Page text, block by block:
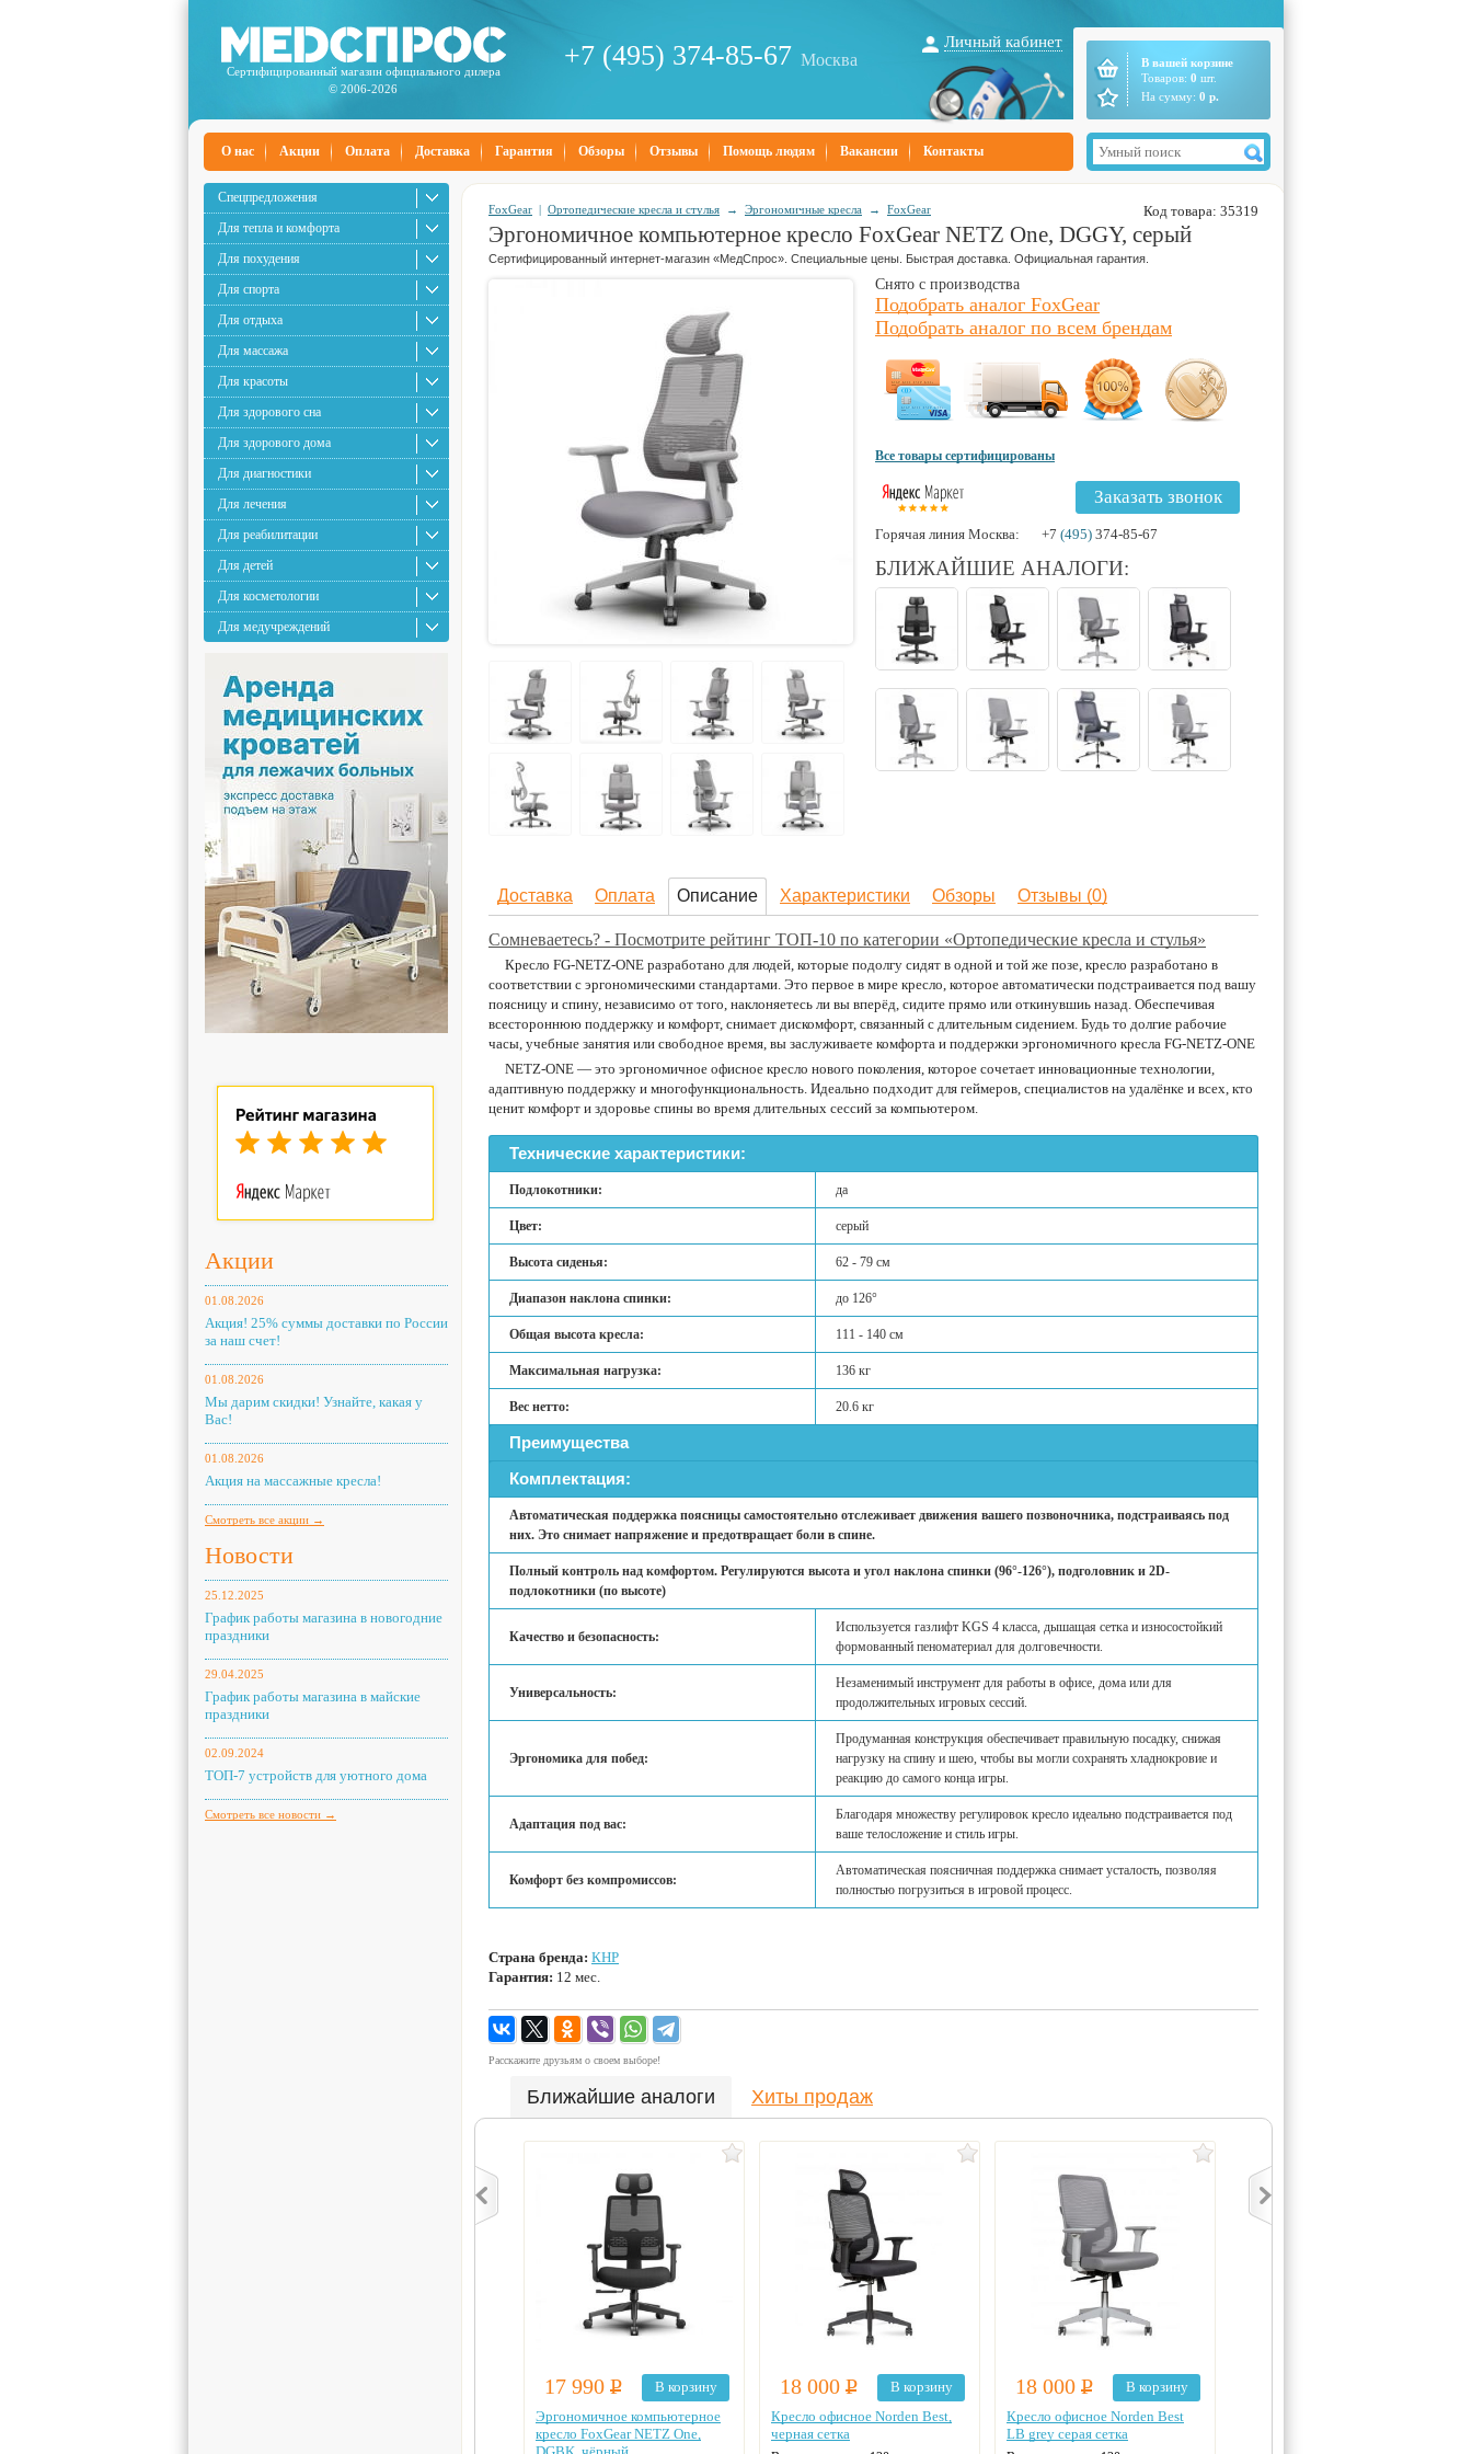
Сертифицированный магазин официального дилера
© 2006-2026
+7 (495) 374-85-67 Москва
Личный кабинет
В вашей корзине
Товаров: 0 шт.
На сумму: 0 р.
О нас Акции Оплата Доставка Гарантия Обзоры Отзывы Помощь людям Вакансии Контакты
Спецпредложения
Для тепла и комфорта
Для похудения
Для спорта
Для отдыха
Для массажа
Для красоты
Для здорового сна
Для здорового дома
Для диагностики
Для лечения
Для реабилитации
Для детей
Для косметологии
Для медучреждений
Акции
01.08.2026
Акция! 25% суммы доставки по России
за наш счет!
01.08.2026
Мы дарим скидки! Узнайте, какая у
Вас!
01.08.2026
Акция на массажные кресла!
Смотреть все акции →
Новости
25.12.2025
График работы магазина в новогодние
праздники
29.04.2025
График работы магазина в майские
праздники
02.09.2024
ТОП-7 устройств для уютного дома
Смотреть все новости →
Код товара: 35319
FoxGear | Ортопедические кресла и стулья → Эргономичные кресла → FoxGear
Эргономичное компьютерное кресло FoxGear NETZ One, DGGY, серый
Сертифицированный интернет-магазин «МедСпрос». Специальные цены. Быстрая доставка. Официальная гарантия.
Снято с производства
Подобрать аналог FoxGear
Подобрать аналог по всем брендам
Все товары сертифицированы
Заказать звонок
Горячая линия Москва: +7 (495) 374-85-67
БЛИЖАЙШИЕ АНАЛОГИ:
Доставка Оплата Описание Характеристики Обзоры Отзывы (0)
Сомневаетесь? - Посмотрите рейтинг ТОП-10 по категории «Ортопедические кресла и стулья»
Кресло FG-NETZ-ONE разработано для людей, которые подолгу сидят в одной и той же позе, кресло разработано в
соответствии с эргономическими стандартами. Это первое в мире кресло, которое автоматически подстраивается под вашу
поясницу и спину, независимо от того, наклоняетесь ли вы вперёд, сидите прямо или откинувшиь назад. Обеспечивая
всестороннюю поддержку и комфорт, снимает дискомфорт, связанный с длительным сидением. Будь то долгие рабочие
часы, учебные занятия или свободное время, вы заслуживаете комфорта и поддержки эргономичного кресла FG-NETZ-ONE
NETZ-ONE — это эргономичное офисное кресло нового поколения, которое сочетает инновационные технологии,
адаптивную поддержку и многофункциональность. Идеально подходит для геймеров, специалистов на удалёнке и всех, кто
ценит комфорт и здоровье спины во время длительных сессий за компьютером.
Технические характеристики:
Подлокотники: да
Цвет: серый
Высота сиденья: 62 - 79 см
Диапазон наклона спинки: до 126°
Общая высота кресла: 111 - 140 см
Максимальная нагрузка: 136 кг
Вес нетто: 20.6 кг
Преимущества
Комплектация:
Автоматическая поддержка поясницы самостоятельно отслеживает движения вашего позвоночника, подстраиваясь под
них. Это снимает напряжение и предотвращает боли в спине.
Полный контроль над комфортом. Регулируются высота и угол наклона спинки (96°-126°), подголовник и 2D-
подлокотники (по высоте)
Качество и безопасность:
Используется газлифт KGS 4 класса, дышащая сетка и износостойкий
формованный пеноматериал для долговечности.
Универсальность:
Незаменимый инструмент для работы в офисе, дома или для
продолжительных игровых сессий.
Эргономика для побед:
Продуманная конструкция обеспечивает правильную посадку, снижая
нагрузку на спину и шею, чтобы вы могли сохранять хладнокровие и
реакцию до самого конца игры.
Адаптация под вас:
Благодаря множеству регулировок кресло идеально подстраивается под
ваше телосложение и стиль игры.
Комфорт без компромиссов:
Автоматическая поясничная поддержка снимает усталость, позволяя
полностью погрузиться в игровой процесс.
Страна бренда: КНР
Гарантия: 12 мес.
Расскажите друзьям о своем выборе!
Ближайшие аналоги Хиты продаж
17 990 Р
В корзину
Эргономичное компьютерное
кресло FoxGear NETZ One,
18 000 Р
В корзину
Кресло офисное Norden Best,
черная сетка
18 000 Р
В корзину
Кресло офисное Norden Best
LB grey серая сетка